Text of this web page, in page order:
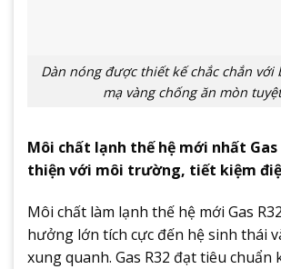
Dàn nóng được thiết kế chắc chắn với
mạ vàng chống ăn mòn
Môi chất lạnh thế hệ mới nhất Gas
thiện với môi trường, tiết kiệm
Môi chất làm lạnh thế hệ mới Gas
hưởng lớn tích cực đến hệ sinh thái
xung quanh. Gas R32 đạt tiêu chuẩn